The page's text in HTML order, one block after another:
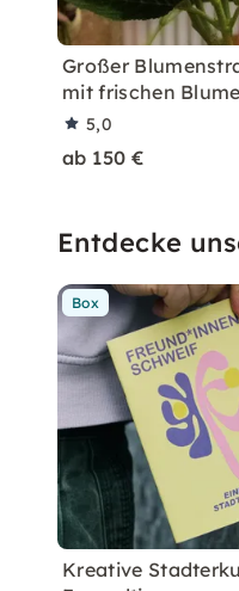
Großer
mit frischen
5,0
ab 150 €
Entdecke
Box
Kreative